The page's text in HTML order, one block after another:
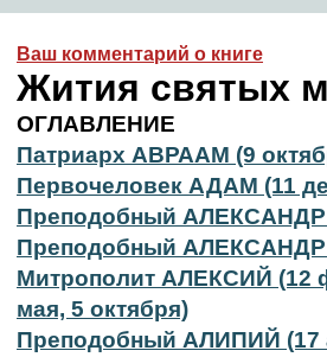
Ваш комментарий о книге
Жития святых
ОГЛАВЛЕНИЕ
Патриарх АВРААМ (9
Первочеловек АДАМ (11
Преподобный АЛЕКСАНДР
Преподобный АЛЕКСАНДР
Митрополит АЛЕКСИЙ (12
мая, 5 октября)
Преподобный АЛИПИЙ (17